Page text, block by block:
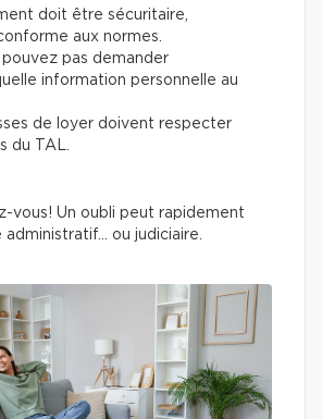
doit être sécuritaire,
aux normes.
pouvez pas demander
information personnelle au
de loyer doivent respecter
du TAL.
vous! Un oubli peut rapidement
ou judiciaire.